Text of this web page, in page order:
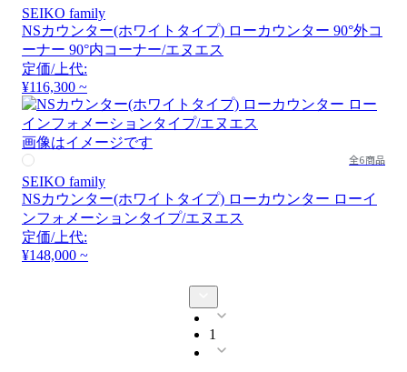
SEIKO family
NSカウンター(ホワイトタイプ) ローカウンター 90°外コ
ーナー 90°内コーナー/エヌエス
定価/上代:
¥116,300 ~
画像はイメージです
全6商品
SEIKO family
NSカウンター(ホワイトタイプ) ローカウンター ローイ
ンフォメーションタイプ/エヌエス
定価/上代:
¥148,000 ~
1